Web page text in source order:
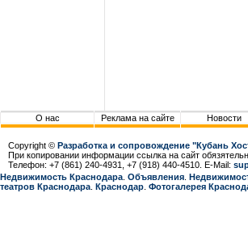
О нас Реклама на сайте Новости
Copyright © Разработка и сопровождение "Кубань
При копировании информации ссылка на сайт
Телефон: +7 (861) 240-4931, +7 (918) 440-4510. E-Mail:
Недвижимость Краснодара Объявления
театров Краснодара Краснодар Фотогалерея